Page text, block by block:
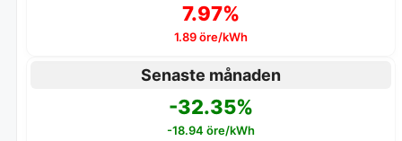
7.97%
1.89 öre/kWh
Senaste månaden
-32.35%
-18.94 öre/kWh